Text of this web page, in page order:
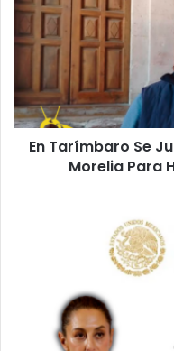
Se
Juntaron
Alcaldes
De
Morelia
Para
Hacer
En Tarímbaro Se
Morelia Para
'Defensa'